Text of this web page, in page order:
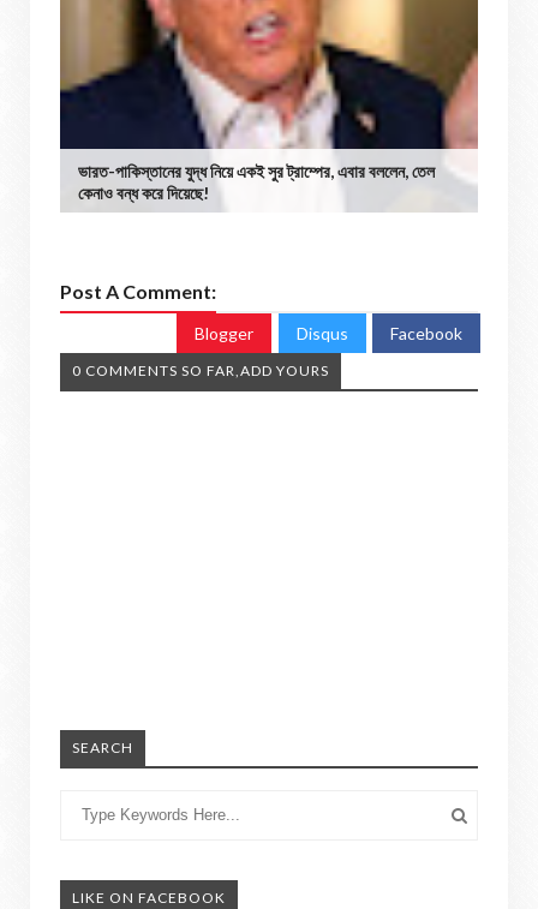
ভারত-পাকিস্তানের যুদ্ধ নিয়ে একই সুর ট্রাম্পের, এবার বললেন, তেল
কেনাও বন্ধ করে দিয়েছে!
Post A Comment:
Blogger Disqus Facebook
0 COMMENTS SO FAR,ADD YOURS
SEARCH
LIKE ON FACEBOOK